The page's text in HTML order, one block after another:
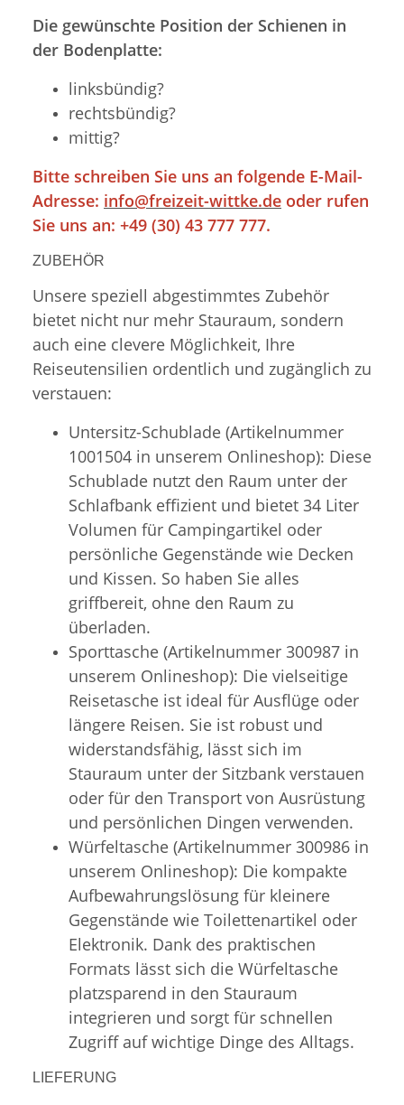
Die gewünschte Position der Schienen in
der Bodenplatte:
linksbündig?
rechtsbündig?
mittig?
Bitte schreiben Sie uns an folgende E-Mail-
Adresse: info@freizeit-wittke.de oder rufen
Sie uns an: +49 (30) 43 777 777.
ZUBEHÖR
Unsere speziell abgestimmtes Zubehör
bietet nicht nur mehr Stauraum, sondern
auch eine clevere Möglichkeit, Ihre
Reiseutensilien ordentlich und zugänglich zu
verstauen:
Untersitz-Schublade (Artikelnummer
1001504 in unserem Onlineshop): Diese
Schublade nutzt den Raum unter der
Schlafbank effizient und bietet 34 Liter
Volumen für Campingartikel oder
persönliche Gegenstände wie Decken
und Kissen. So haben Sie alles
griffbereit, ohne den Raum zu
überladen.
Sporttasche (Artikelnummer 300987 in
unserem Onlineshop): Die vielseitige
Reisetasche ist ideal für Ausflüge oder
längere Reisen. Sie ist robust und
widerstandsfähig, lässt sich im
Stauraum unter der Sitzbank verstauen
oder für den Transport von Ausrüstung
und persönlichen Dingen verwenden.
Würfeltasche (Artikelnummer 300986 in
unserem Onlineshop): Die kompakte
Aufbewahrungslösung für kleinere
Gegenstände wie Toilettenartikel oder
Elektronik. Dank des praktischen
Formats lässt sich die Würfeltasche
platzsparend in den Stauraum
integrieren und sorgt für schnellen
Zugriff auf wichtige Dinge des Alltags.
LIEFERUNG